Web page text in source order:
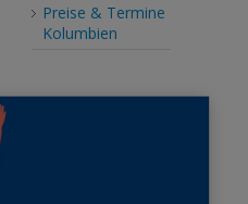
Preise & Termine
Kolumbien